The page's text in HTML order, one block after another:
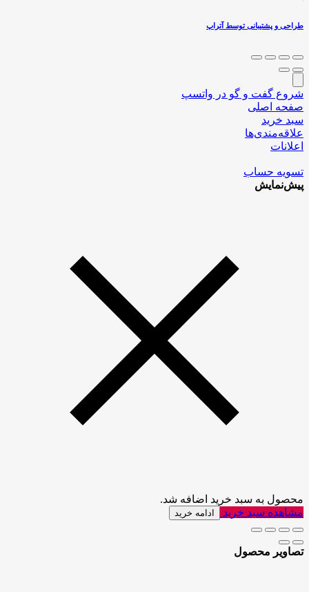
طراحی و پشتیبانی توسط آتراپ
شروع گفت و گو در واتسپ
صفحه اصلی
سبد خرید
علاقه‌مندی‌ها
اعلانات
تسویه حساب
پیش‌نمایش
محصول به سبد خرید اضافه شد.
مشاهده سبد خرید
ادامه خرید
تصاویر محصول